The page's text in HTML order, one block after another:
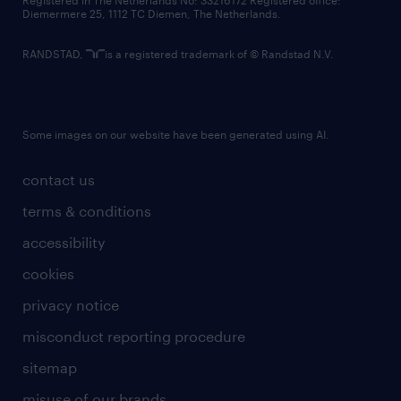
contact us
terms & conditions
accessibility
cookies
privacy notice
misconduct reporting procedure
sitemap
Diemermere 25, 1112 TC Diemen, The Netherlands.
RANDSTAD, is a registered trademark of © Randstad N.V.
Some images on our website have been generated using AI.